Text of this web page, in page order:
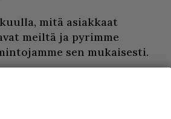
mitä asiakkaat
meiltä ja pyrimme
sen mukaisesti.
vaikkakin